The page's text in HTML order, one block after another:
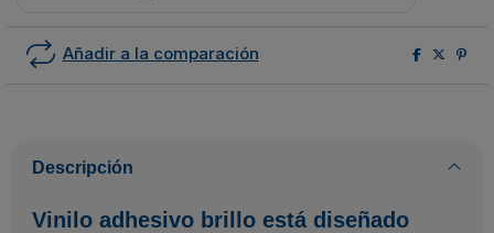
Añadir a la comparación
Descripción
Vinilo adhesivo brillo está diseñado